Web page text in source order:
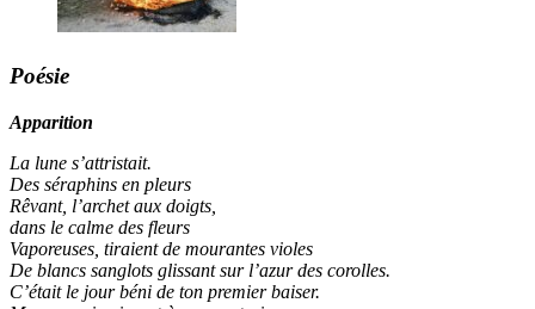
Poésie
Apparition
La lune s’attristait.
Des séraphins en pleurs
Rêvant, l’archet aux doigts,
dans le calme des fleurs
Vaporeuses, tiraient de mourantes violes
De blancs sanglots glissant sur l’azur des corolles.
C’était le jour béni de ton premier baiser.